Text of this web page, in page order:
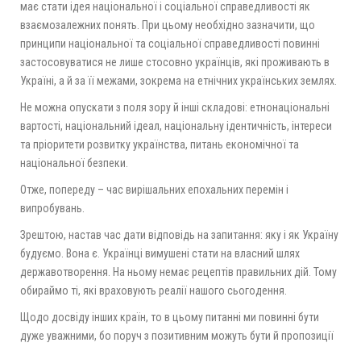
має стати ідея національної і соціальної справедливості як
взаємозалежних понять. При цьому необхідно зазначити, що
принципи національної та соціальної справедливості повинні
застосовуватися не лише стосовно українців, які проживають в
Україні, а й за її межами, зокрема на етнічних українських землях.
Не можна опускати з поля зору й інші складові: етнонаціональні
вартості, національний ідеал, національну ідентичність, інтереси
та пріоритети розвитку українства, питань економічної та
національної безпеки.
Отже, попереду – час вирішальних епохальних перемін і
випробувань.
Зрештою, настав час дати відповідь на запитання: яку і як Україну
будуємо. Вона є. Українці вимушені стати на власний шлях
державотворення. На ньому немає рецептів правильних дій. Тому
обираймо ті, які враховують реалії нашого сьогодення.
Щодо досвіду інших країн, то в цьому питанні ми повинні бути
дуже уважними, бо поруч з позитивним можуть бути й пропозиції